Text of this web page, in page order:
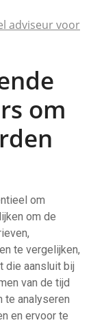
adviseur voor
om
om
om de
te vergelijken,
die aansluit bij
van de tijd
te analyseren
en ervoor te